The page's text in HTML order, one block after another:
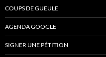
COUPS DE GUEULE
AGENDA GOOGLE
SIGNER UNE PÉTITION